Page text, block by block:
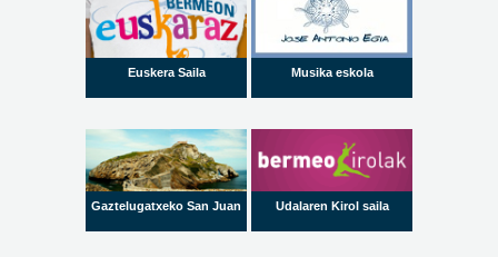
Euskera Saila Musika eskola
Gaztelugatxeko San Juan Udalaren Kirol saila